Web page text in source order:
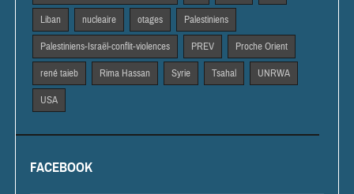
Liban nucleaire otages Palestiniens
Palestiniens-Israël-conflit-violences PREV Proche Orient
rené taieb Rima Hassan Syrie Tsahal UNRWA
USA
FACEBOOK